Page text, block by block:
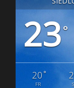
23°
20°
FR